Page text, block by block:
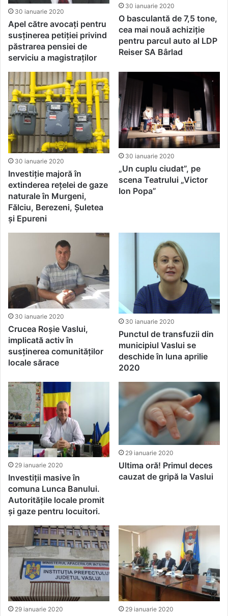
30 ianuarie 2020
Apel către avocați pentru
susținerea petiției privind
păstrarea pensiei de
serviciu a magistraților
30 ianuarie 2020
O basculantă de 7,5 tone,
cea mai nouă achiziție
pentru parcul auto al LDP
Reiser SA Bârlad
30 ianuarie 2020
Investiție majoră în
extinderea rețelei de gaze
naturale în Murgeni,
Fălciu, Berezeni, Șuletea
și Epureni
30 ianuarie 2020
„Un cuplu ciudat”, pe
scena Teatrului „Victor
Ion Popa”
30 ianuarie 2020
Crucea Roșie Vaslui,
implicată activ în
susținerea comunităților
locale sărace
30 ianuarie 2020
Punctul de transfuzii din
municipiul Vaslui se
deschide în luna aprilie
2020
29 ianuarie 2020
Investiții masive în
comuna Lunca Banului.
Autoritățile locale promit
și gaze pentru locuitori.
29 ianuarie 2020
Ultima oră! Primul deces
cauzat de gripă la Vaslui
29 ianuarie 2020 29 ianuarie 2020